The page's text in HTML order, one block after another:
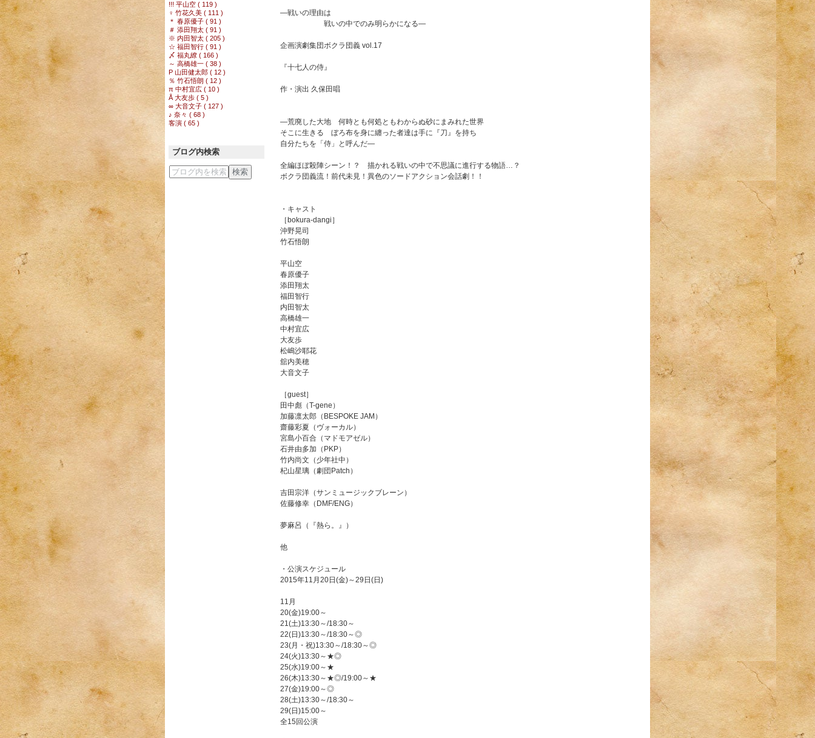
!!! 平山空 ( 119 )
♀ 竹花久美 ( 111 )
＊ 春原優子 ( 91 )
＃ 添田翔太 ( 91 )
※ 内田智太 ( 205 )
☆ 福田智行 ( 91 )
〆 福丸繚 ( 166 )
～ 高橋雄一 ( 38 )
Р 山田健太郎 ( 12 )
％ 竹石悟朗 ( 12 )
π 中村宜広 ( 10 )
Å 大友歩 ( 5 )
∞ 大音文子 ( 127 )
♪ 奈々 ( 68 )
客演 ( 65 )
ブログ内検索
―戦いの理由は
戦いの中でのみ明らかになる―
企画演劇集団ボクラ団義 vol.17
『十七人の侍』
作・演出 久保田唱
―荒廃した大地 何時とも何処ともわからぬ砂にまみれた世界
そこに生きる ぼろ布を身に纏った者達は手に『刀』を持ち
自分たちを「侍」と呼んだ―
全編ほぼ殺陣シーン！？ 描かれる戦いの中で不思議に進行する物語…？
ボクラ団義流！前代未見！異色のソードアクション会話劇！！
・キャスト
［bokura-dangi］
沖野晃司
竹石悟朗
平山空
春原優子
添田翔太
福田智行
内田智太
高橋雄一
中村宜広
大友歩
松嶋沙耶花
舘内美穂
大音文子
［guest］
田中彪（T-gene）
加藤凛太郎（BESPOKE JAM）
齋藤彩夏（ヴォーカル）
宮島小百合（マドモアゼル）
石井由多加（PKP）
竹内尚文（少年社中）
杞山星璃（劇団Patch）
吉田宗洋（サンミュージックブレーン）
佐藤修幸（DMF/ENG）
夢麻呂（『熱ら。』）
他
・公演スケジュール
2015年11月20日(金)～29日(日)
11月
20(金)19:00～
21(土)13:30～/18:30～
22(日)13:30～/18:30～◎
23(月・祝)13:30～/18:30～◎
24(火)13:30～★◎
25(水)19:00～★
26(木)13:30～★◎/19:00～★
27(金)19:00～◎
28(土)13:30～/18:30～
29(日)15:00～
全15回公演